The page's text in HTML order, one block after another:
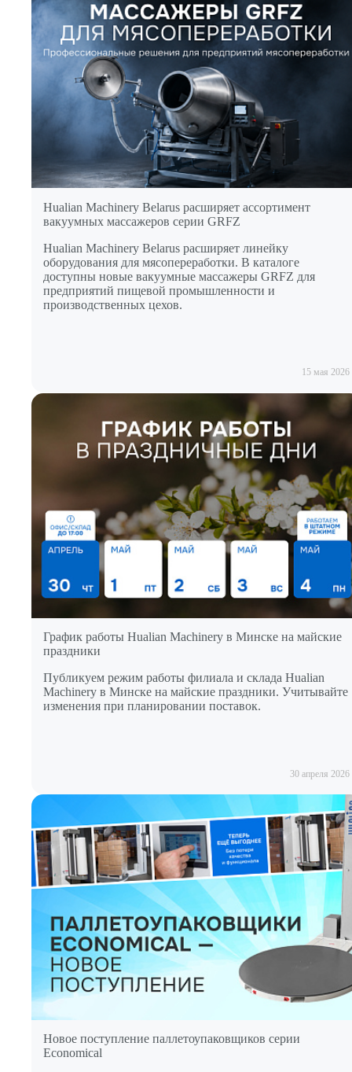
Hualian Machinery Belarus расширяет ассортимент
вакуумных массажеров серии GRFZ
Hualian Machinery Belarus расширяет линейку
оборудования для мясопереработки. В каталоге
доступны новые вакуумные массажеры GRFZ для
предприятий пищевой промышленности и
производственных цехов.
15 мая 2026
График работы Hualian Machinery в Минске на майские
праздники
Публикуем режим работы филиала и склада Hualian
Machinery в Минске на майские праздники. Учитывайте
изменения при планировании поставок.
30 апреля 2026
Новое поступление паллетоупаковщиков серии
Economical